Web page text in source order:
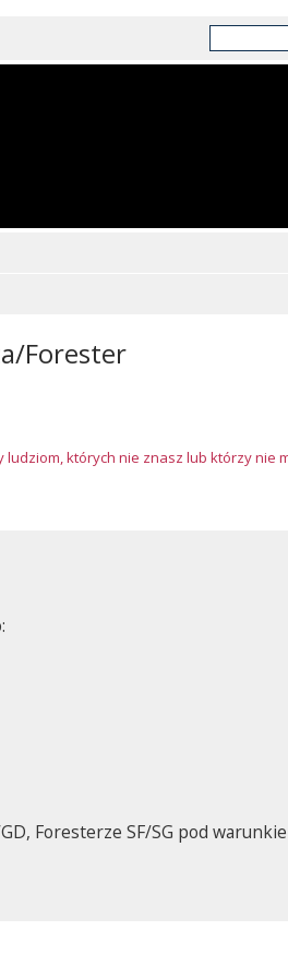
Forester
których nie znasz lub którzy nie
Foresterze SF/SG pod